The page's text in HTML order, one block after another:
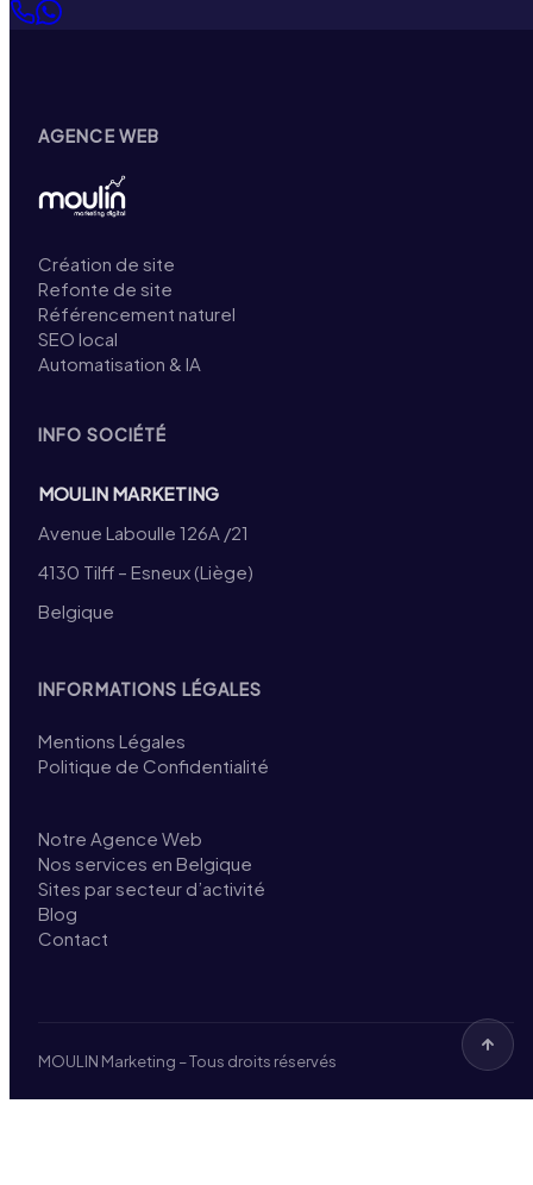
AGENCE WEB
Création de site
Refonte de site
Référencement naturel
SEO local
Automatisation & IA
INFO SOCIÉTÉ
MOULIN MARKETING
Avenue Laboulle 126A /21
4130 Tilff – Esneux (Liège)
Belgique
INFORMATIONS LÉGALES
Mentions Légales
Politique de Confidentialité
Notre Agence Web
Nos services en Belgique
Sites par secteur d’activité
Blog
Contact
MOULIN Marketing – Tous droits réservés